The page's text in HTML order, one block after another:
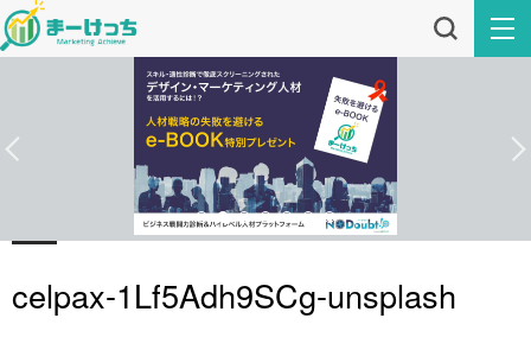
celpax-1Lf5Adh9SCg-unsplash